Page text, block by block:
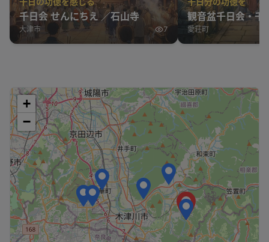
千日会 せんにちえ ／石山寺
大津市 7
観音盆千日会・千
愛荘町
+
−